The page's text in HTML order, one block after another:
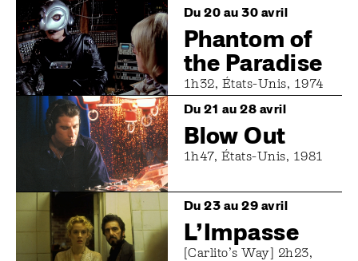
Image Du 20 au 30 avril
Phantom of
the Paradise
1h32, États-Unis, 1974
Image
Du 21 au 28 avril
Blow Out
1h47, États-Unis, 1981
Image Du 23 au 29 avril
L’Impasse
[Carlito’s Way] 2h23,